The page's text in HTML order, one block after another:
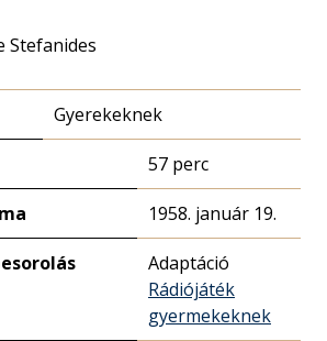
Stefanides
Gyerekeknek
57 perc
1958. január 19.
Adaptáció
Rádiójáték
gyermekeknek